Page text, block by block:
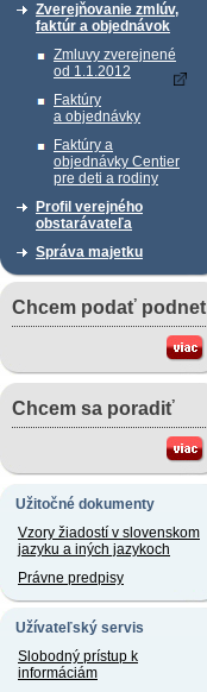
Zverejňovanie zmlúv,
faktúr a objednávok
Zmluvy zverejnené
od 1.1.2012
Faktúry
a objednávky
Faktúry a
objednávky Centier
pre deti a rodiny
Profil verejného
obstarávateľa
Správa majetku
Chcem podať podnet
Chcem sa poradiť
Užitočné dokumenty
Vzory žiadostí v slovenskom
jazyku a iných jazykoch
Právne predpisy
Užívateľský servis
Slobodný prístup k
informáciám